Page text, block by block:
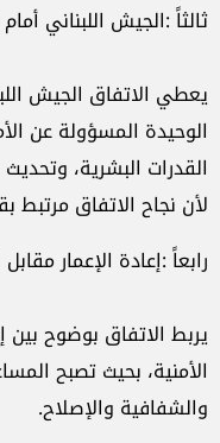
ثالثاً:الجيش اللبناني أمام
يعطي الاتفاق الجيش
الوحيدة المسؤولةعن
القدرات البشرية، وتحديث
لأن نجاح الاتفاق مرتبط
رابعاً:إعادة الإعمارمقابل
يربط الاتفاق بوضوحبين
الأمنية، بحيثتصبح
والشفافية والإصلاح.